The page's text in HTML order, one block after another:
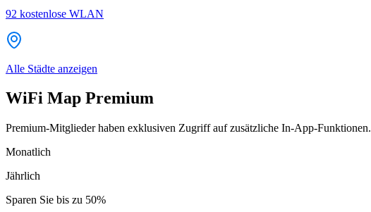
92 kostenlose WLAN
Alle Städte anzeigen
WiFi Map Premium
Premium-Mitglieder haben exklusiven Zugriff auf zusätzliche In-App-Funktionen.
Monatlich
Jährlich
Sparen Sie bis zu 50%